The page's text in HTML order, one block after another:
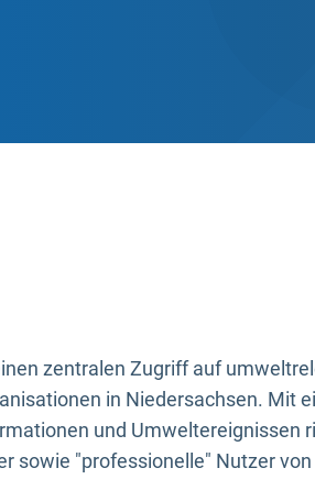
zentralen Zugriff auf
in Niedersachsen. Mit
und Umweltereignissen
sowie "professionelle" Nutzer von